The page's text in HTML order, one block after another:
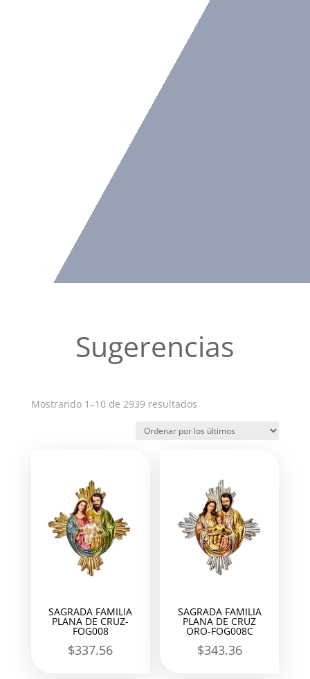
Sugerencias
Mostrando 1–10 de 2939 resultadosOrdenado
los
SAGRADA FAMILIA
PLANA DE CRUZ-
FOG008
$337.56
SAGRADA FAMILIA
PLANA DE CRUZ
ORO-FOG008C
$343.36